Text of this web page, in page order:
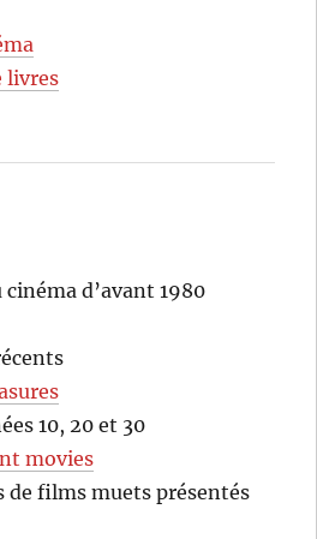
livres
d’avant 1980
10, 20 et 30
movies
de films muets présentés